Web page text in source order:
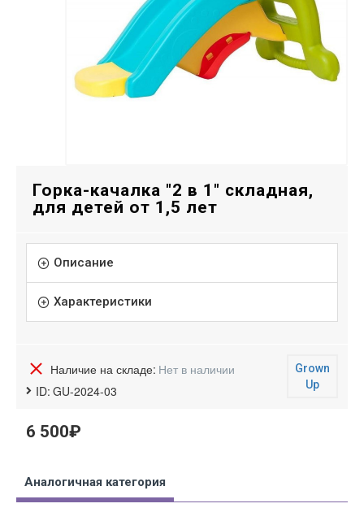
Горка-качалка "2 в 1" складная,
для детей от 1,5 лет
Описание
Характеристики
Наличие на складе: Нет в наличии
ID: GU-2024-03
Grown
Up
6 500₽
Аналогичная категория